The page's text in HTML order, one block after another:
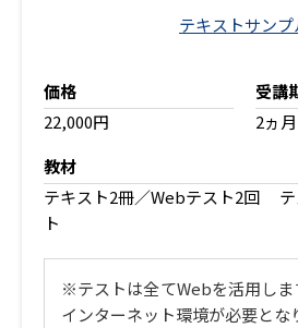
テキストサンプ
価格
22,000円
受講
2ヵ月
教材
テキスト2冊／Webテスト2回 テ
ト
※テストは全てWebを活用しま
インターネット環境が必要とな